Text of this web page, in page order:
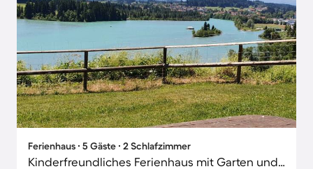
Ferienhaus ∙ 5 Gäste ∙ 2 Schlafzimmer
Kinderfreundliches Ferienhaus mit Garten und Terrasse | Seeblick | Haustiere sind willkommen